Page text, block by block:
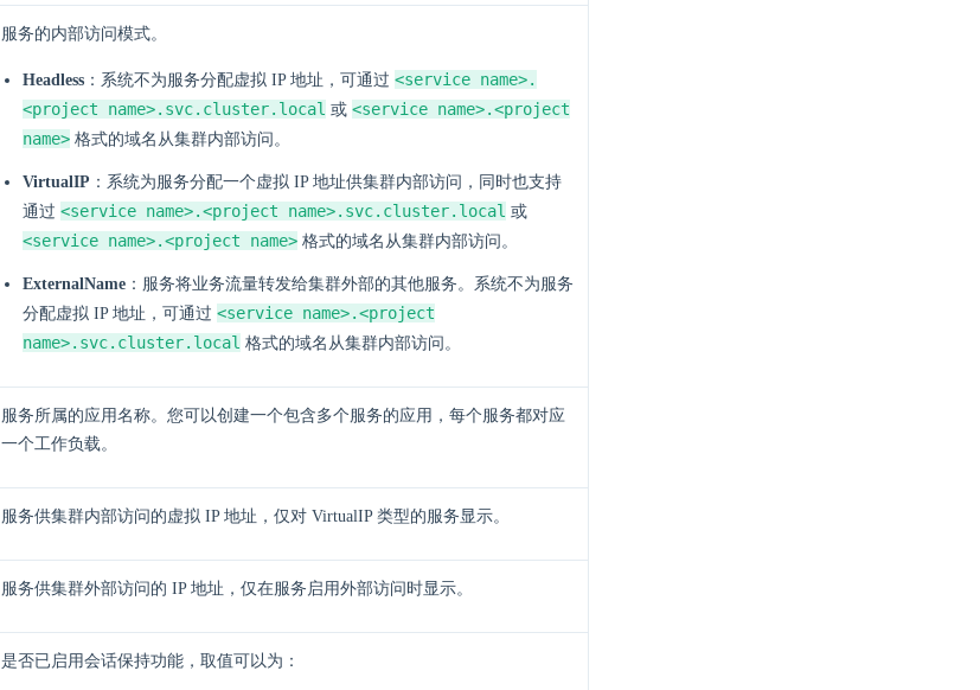
服务的内部访问模式。
Headless ：系统不为服务分配虚拟 IP 地址，可通过 <service name>.
<project name>.svc.cluster.local 或 <service name>.<project
name> 格式的域名从集群内部访问。
VirtualIP ：系统为服务分配一个虚拟 IP 地址供集群内部访问，同时也支持
通过 <service name>.<project name>.svc.cluster.local 或
<service name>.<project name> 格式的域名从集群内部访问。
ExternalName ：服务将业务流量转发给集群外部的其他服务。系统不为服务
分配虚拟 IP 地址，可通过 <service name>.<project
name>.svc.cluster.local 格式的域名从集群内部访问。
服务所属的应用名称。您可以创建一个包含多个服务的应用，每个服务都对应
一个工作负载。
服务供集群内部访问的虚拟 IP 地址，仅对 VirtualIP 类型的服务显示。
服务供集群外部访问的 IP 地址，仅在服务启用外部访问时显示。
是否已启用会话保持功能，取值可以为：